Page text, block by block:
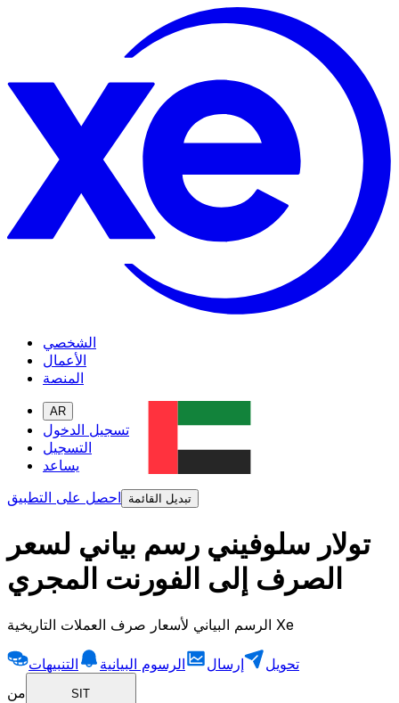
الشخصي
الأعمال
المنصة
AR
تسجيل الدخول
التسجيل
يساعد
احصل على التطبيق
تبديل القائمة
تولار سلوفيني رسم بياني لسعر
الصرف إلى الفورنت المجري
الرسم البياني لأسعار صرف العملات التاريخية Xe
تحويل إرسال الرسوم البيانية
التنبيهات
من
SIT